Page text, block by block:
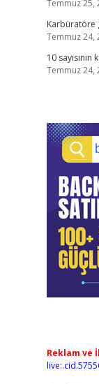
Temmuz 25,
Karbüratöre
Temmuz 24,
10
Temmuz 24,
Reklam ve